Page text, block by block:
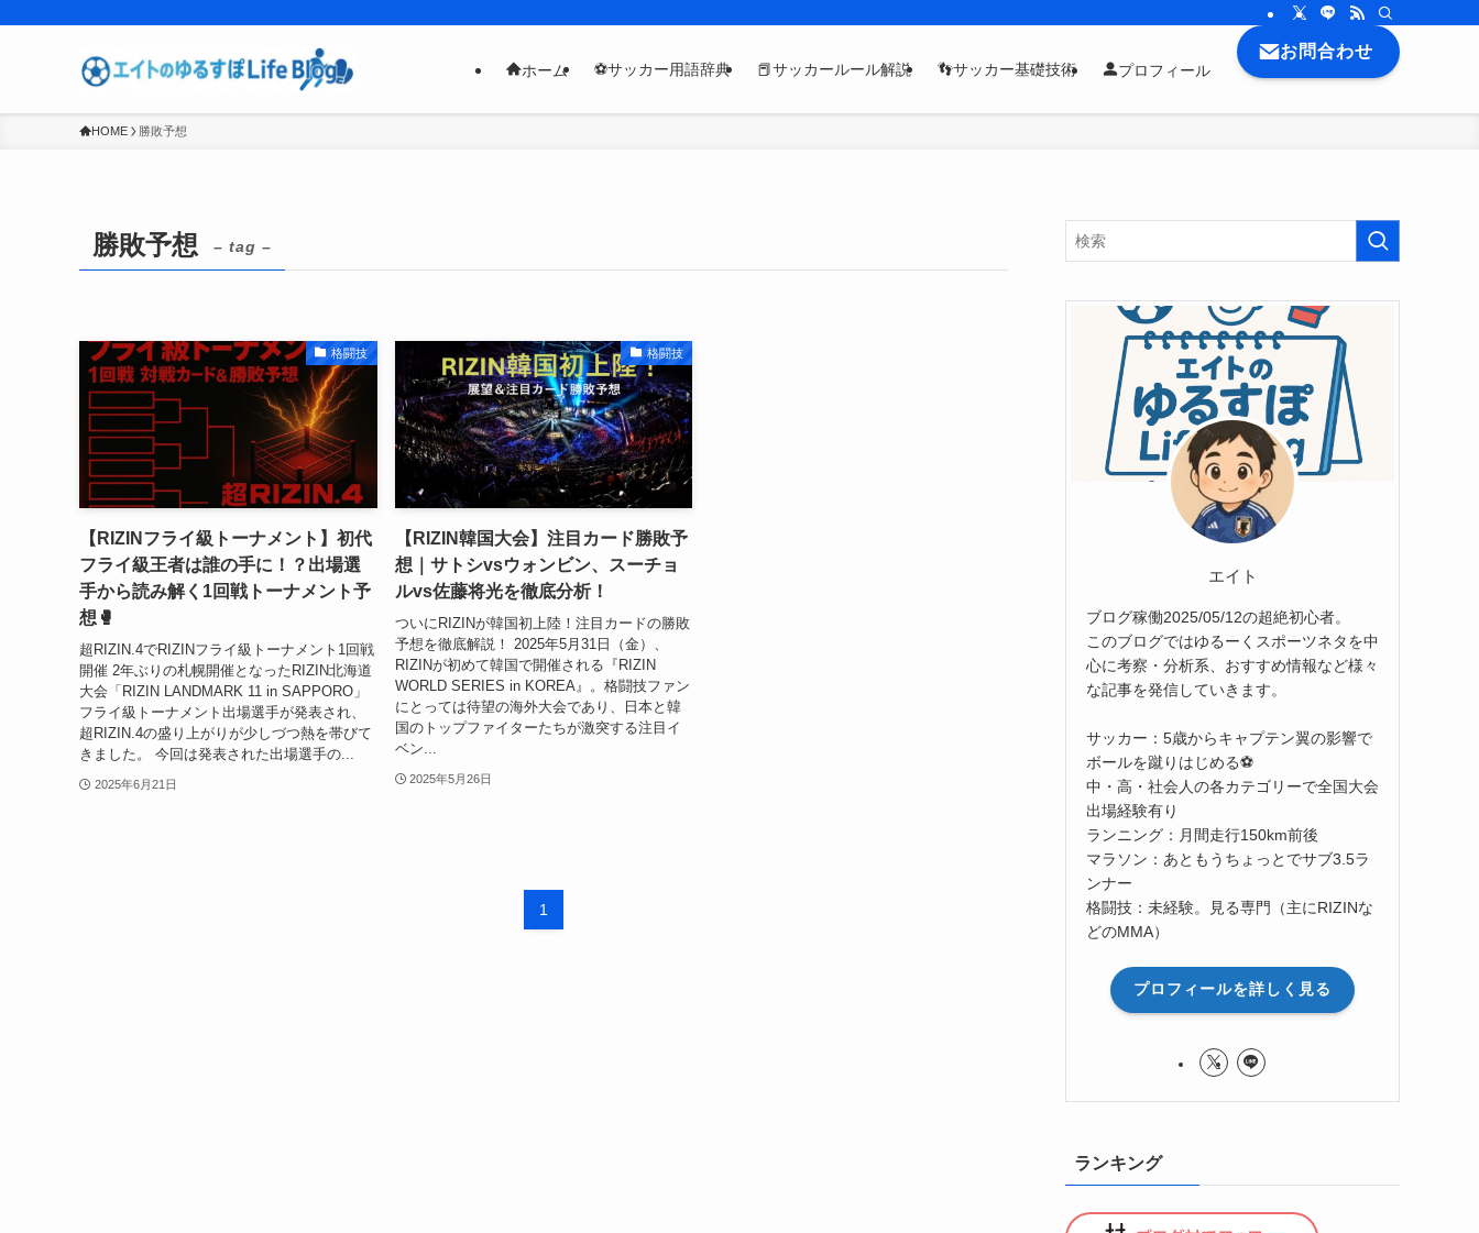
ホーム ⚽サッカー用語辞典 📕サッカールール解説 👣サッカー基礎技術 プロフィール
お問合わせ
HOME 勝敗予想
勝敗予想 – tag –
格闘技
【RIZINフライ級トーナメント】初代
フライ級王者は誰の手に！？出場選
手から読み解く1回戦トーナメント予
想🥊
超RIZIN.4でRIZINフライ級トーナメント1回戦
開催 2年ぶりの札幌開催となったRIZIN北海道
大会「RIZIN LANDMARK 11 in SAPPORO」
フライ級トーナメント出場選手が発表され、
超RIZIN.4の盛り上がりが少しづつ熱を帯びて
きました。 今回は発表された出場選手の...
2025年6月21日
格闘技
【RIZIN韓国大会】注目カード勝敗予
想｜サトシvsウォンビン、スーチョ
ルvs佐藤将光を徹底分析！
ついにRIZINが韓国初上陸！注目カードの勝敗
予想を徹底解説！ 2025年5月31日（金）、
RIZINが初めて韓国で開催される『RIZIN
WORLD SERIES in KOREA』。格闘技ファン
にとっては待望の海外大会であり、日本と韓
国のトップファイターたちが激突する注目イ
ベン...
2025年5月26日
1
エイト
ブログ稼働2025/05/12の超絶初心者。
このブログではゆるーくスポーツネタを中
心に考察・分析系、おすすめ情報など様々
な記事を発信していきます。
サッカー：5歳からキャプテン翼の影響で
ボールを蹴りはじめる⚽
中・高・社会人の各カテゴリーで全国大会
出場経験有り
ランニング：月間走行150km前後
マラソン：あともうちょっとでサブ3.5ラ
ンナー
格闘技：未経験。見る専門（主にRIZINな
どのMMA）
プロフィールを詳しく見る
ランキング